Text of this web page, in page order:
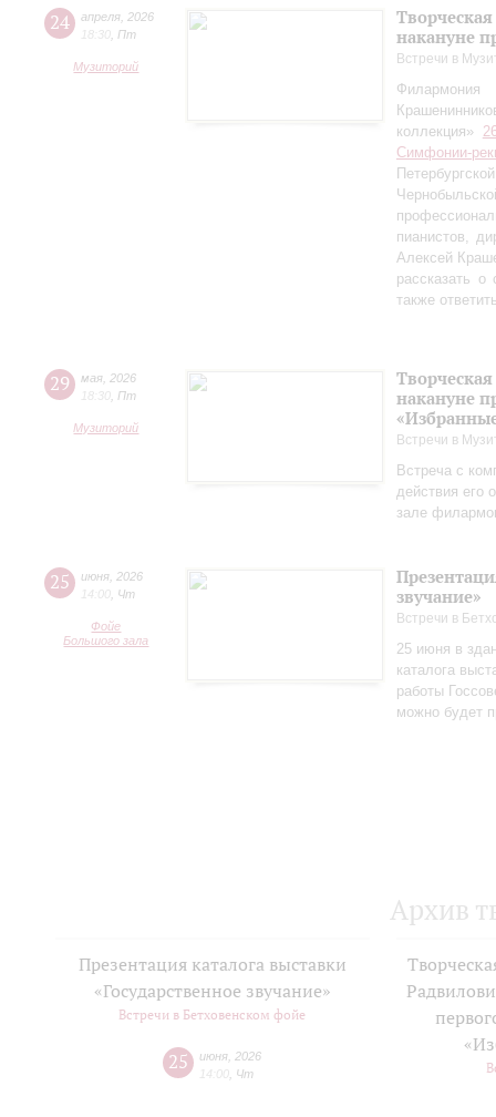
24 апреля 2026
18:30 Пт
Музиторий
накануне
Встречи в
коллекция»
Симфонии-
пианистов,
Алексей
рассказать
также
29 мая 2026
18:30 Пт
Музиторий
накануне
Встречи в
Встреча с
действия его
зале
25 июня 2026
14:00 Чт
Фойе
Большого зала
звучание»
Встречи в
25 июня в
каталога
работы
можно будет
Архив
Презентация каталога выставки
«Государственное звучание»
Встречи в Бетховенском фойе
25 июня 2026
14:00 Чт